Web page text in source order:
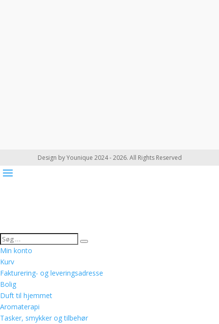
Design by Younique 2024 - 2026. All Rights Reserved
Min konto
Kurv
Fakturering- og leveringsadresse
Bolig
Duft til hjemmet
Aromaterapi
Tasker, smykker og tilbehør